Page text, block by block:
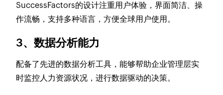
SuccessFactors的设计注重用户体验，界面简洁、操
作流畅，支持多种语言，方便全球用户使用。
3、数据分析能力
配备了先进的数据分析工具，能够帮助企业管理层实
时监控人力资源状况，进行数据驱动的决策。